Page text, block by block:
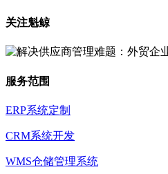
关注魁鲸
服务范围
ERP系统定制
CRM系统开发
WMS仓储管理系统